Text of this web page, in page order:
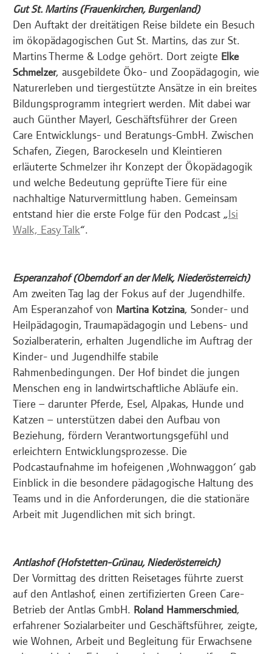
Gut St. Martins (Frauenkirchen, Burgenland)
Den Auftakt der dreitätigen Reise bildete ein Besuch
im ökopädagogischen Gut St. Martins, das zur St.
Martins Therme & Lodge gehört. Dort zeigte Elke
Schmelzer, ausgebildete Öko- und Zoopädagogin, wie
Naturerleben und tiergestützte Ansätze in ein breites
Bildungsprogramm integriert werden. Mit dabei war
auch Günther Mayerl, Geschäftsführer der Green
Care Entwicklungs- und Beratungs-GmbH. Zwischen
Schafen, Ziegen, Barockeseln und Kleintieren
erläuterte Schmelzer ihr Konzept der Ökopädagogik
und welche Bedeutung geprüfte Tiere für eine
nachhaltige Naturvermittlung haben. Gemeinsam
entstand hier die erste Folge für den Podcast „Isi
Walk, Easy Talk“.
Esperanzahof (Oberndorf an der Melk, Niederösterreich)
Am zweiten Tag lag der Fokus auf der Jugendhilfe.
Am Esperanzahof von Martina Kotzina, Sonder- und
Heilpädagogin, Traumapädagogin und Lebens- und
Sozialberaterin, erhalten Jugendliche im Auftrag der
Kinder- und Jugendhilfe stabile
Rahmenbedingungen. Der Hof bindet die jungen
Menschen eng in landwirtschaftliche Abläufe ein.
Tiere – darunter Pferde, Esel, Alpakas, Hunde und
Katzen – unterstützen dabei den Aufbau von
Beziehung, fördern Verantwortungsgefühl und
erleichtern Entwicklungsprozesse. Die
Podcastaufnahme im hofeigenen ‚Wohnwaggon‘ gab
Einblick in die besondere pädagogische Haltung des
Teams und in die Anforderungen, die die stationäre
Arbeit mit Jugendlichen mit sich bringt.
Antlashof (Hofstetten-Grünau, Niederösterreich)
Der Vormittag des dritten Reisetages führte zuerst
auf den Antlashof, einen zertifizierten Green Care-
Betrieb der Antlas GmbH. Roland Hammerschmied,
erfahrener Sozialarbeiter und Geschäftsführer, zeigte,
wie Wohnen, Arbeit und Begleitung für Erwachsene